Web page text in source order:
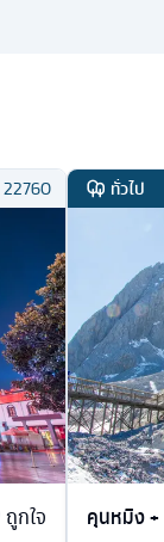
22760
ถูกใจ
ทั่วไป
คุนหมิง +